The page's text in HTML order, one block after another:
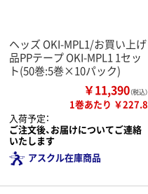
ヘッズ OKI-MPL1/お買い上げ
品PPテープ OKI-MPL1 1セッ
ト(50巻:5巻×10パック)
￥11,390（税込）
1巻あたり ￥227.8
入荷予定：
ご注文後、お届けについてご連絡
いたします
アスクル在庫商品